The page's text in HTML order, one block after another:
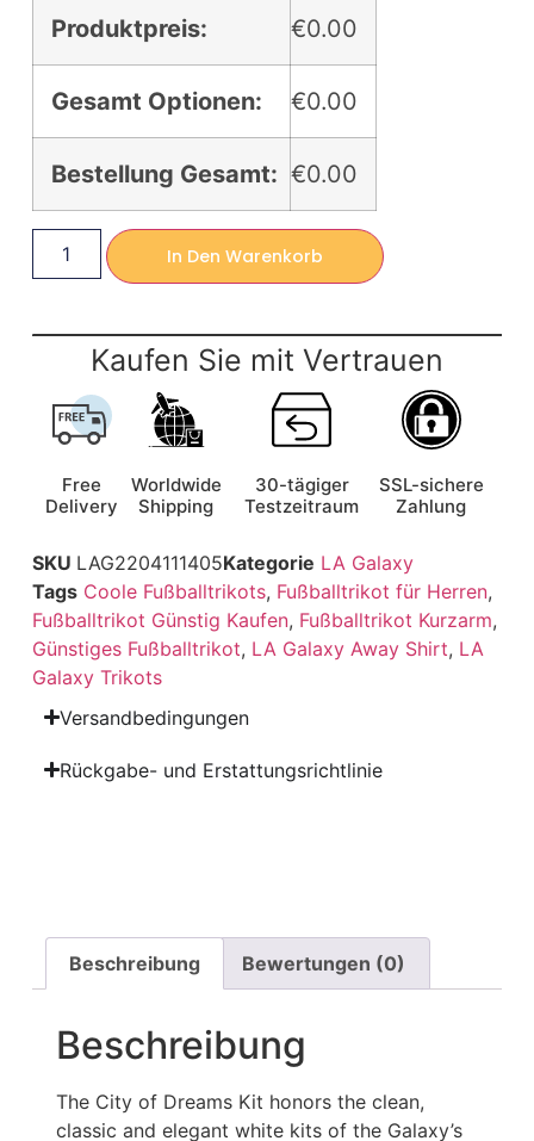
Produktpreis: €0.00
Gesamt Optionen: €0.00
Bestellung Gesamt: €0.00
In Den Warenkorb
Kaufen Sie mit Vertrauen
Free
Delivery
Worldwide
Shipping
30-tägiger
Testzeitraum
SSL-sichere
Zahlung
SKU LAG2204111405Kategorie LA Galaxy
Tags Coole Fußballtrikots, Fußballtrikot für Herren,
Fußballtrikot Günstig Kaufen, Fußballtrikot Kurzarm,
Günstiges Fußballtrikot, LA Galaxy Away Shirt, LA
Galaxy Trikots
Versandbedingungen
Rückgabe- und Erstattungsrichtlinie
Beschreibung Bewertungen (0)
Beschreibung
The City of Dreams Kit honors the clean,
classic and elegant white kits of the Galaxy’s